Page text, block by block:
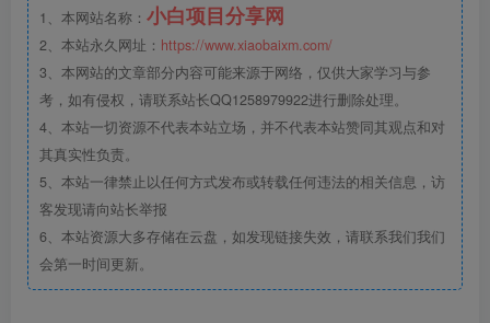
1、本网站名称： 小白项目分享网
2、本站永久网址： https://www.xiaobaixm.com/
3、本网站的文章部分内容可能来源于网络，仅供大家学习与参
考，如有侵权，请联系站长QQ1258979922进行删除处理。
4、本站一切资源不代表本站立场，并不代表本站赞同其观点和对
其真实性负责。
5、本站一律禁止以任何方式发布或转载任何违法的相关信息，访
客发现请向站长举报
6、本站资源大多存储在云盘，如发现链接失效，请联系我们我们
会第一时间更新。